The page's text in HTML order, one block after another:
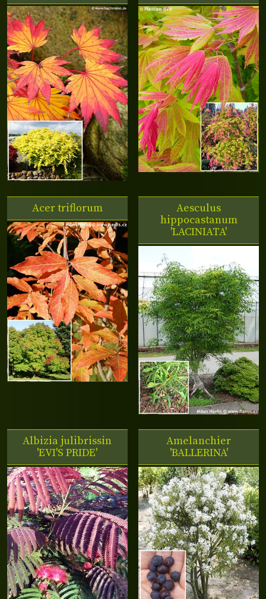
Acer triflorum
Aesculus
hippocastanum
'LACINIATA'
Albizia julibrissin
'EVI'S PRIDE'
Amelanchier
'BALLERINA'